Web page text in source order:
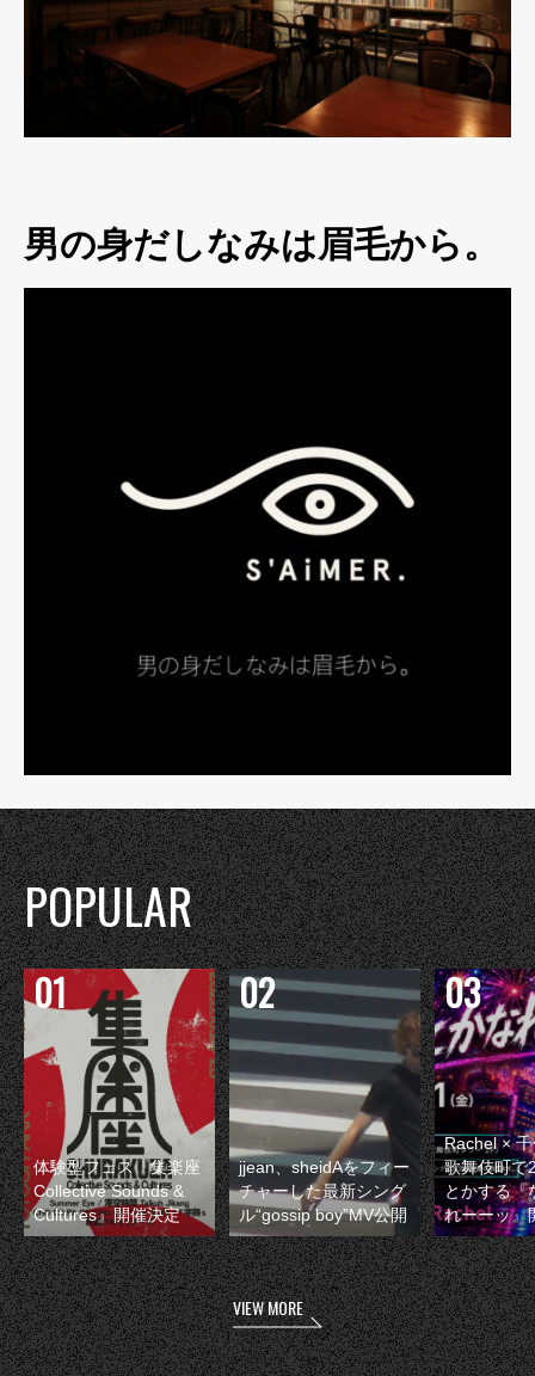
男の身だしなみは眉毛から。
POPULAR
体験型フェス『集楽座
Collective Sounds &
Cultures』開催決定
jjean、sheidAをフィー
チャーした最新シング
ル“gossip boy”MV公開
Rachel ×
歌舞伎町で
とかする『
れーーッ』
VIEW MORE